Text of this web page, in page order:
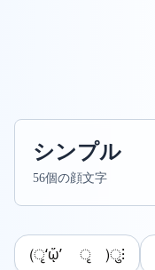
シンプル
56個の顔文字
(ृ‘ᾥ’ ृ )ु⁝